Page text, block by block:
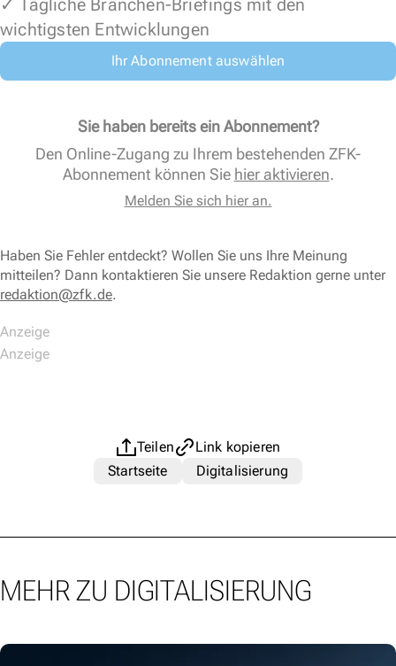
✓ Tägliche Branchen-Briefings mit den
wichtigsten Entwicklungen
Ihr Abonnement auswählen
Sie haben bereits ein Abonnement?
Den Online-Zugang zu Ihrem bestehenden ZFK-
Abonnement können Sie hier aktivieren.
Melden Sie sich hier an.
Haben Sie Fehler entdeckt? Wollen Sie uns Ihre Meinung
mitteilen? Dann kontaktieren Sie unsere Redaktion gerne unter
redaktion@zfk.de.
Teilen
Link kopieren
Startseite
Digitalisierung
MEHR ZU DIGITALISIERUNG